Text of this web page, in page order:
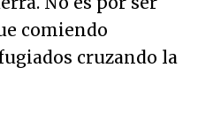
comiendo
cruzando la